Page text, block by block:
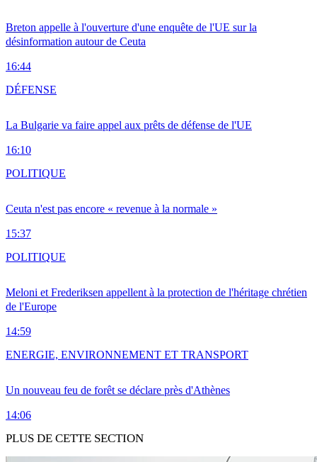
Breton appelle à l'ouverture d'une enquête de l'UE sur la
désinformation autour de Ceuta
16:44
La Bulgarie va faire appel aux prêts de défense de l'UE
16:10
DÉFENSE
Ceuta n'est pas encore « revenue à la normale »
15:37
POLITIQUE
Meloni et Frederiksen appellent à la protection de l'héritage chrétien
de l'Europe
14:59
POLITIQUE
Un nouveau feu de forêt se déclare près d'Athènes
14:06
ENERGIE, ENVIRONNEMENT ET TRANSPORT
PLUS DE CETTE SECTION